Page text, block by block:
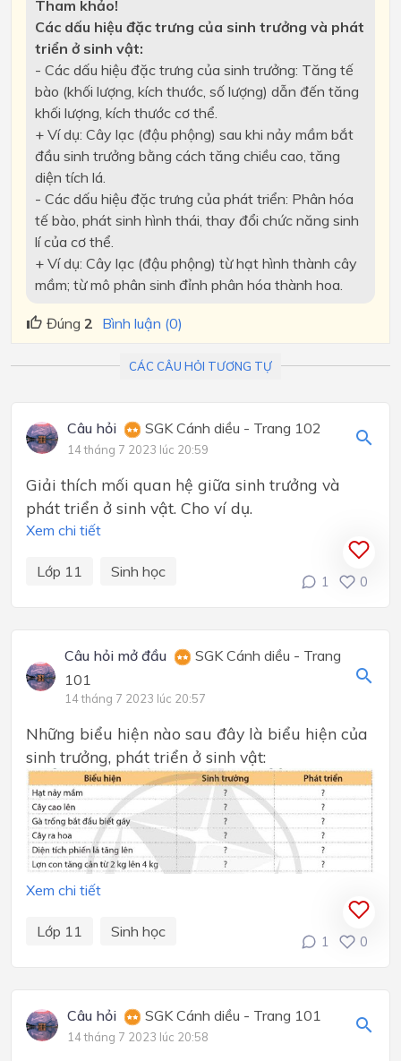
Tham khảo!
Các dấu hiệu đặc trưng của sinh trưởng và phát
triển ở sinh vật:
- Các dấu hiệu đặc trưng của sinh trưởng: Tăng tế
bào (khối lượng, kích thước, số lượng) dẫn đến tăng
khối lượng, kích thước cơ thể.
+ Ví dụ: Cây lạc (đậu phộng) sau khi nảy mầm bắt
đầu sinh trưởng bằng cách tăng chiều cao, tăng
diện tích lá.
- Các dấu hiệu đặc trưng của phát triển: Phân hóa
tế bào, phát sinh hình thái, thay đổi chức năng sinh
lí của cơ thể.
+ Ví dụ: Cây lạc (đậu phộng) từ hạt hình thành cây
mầm; từ mô phân sinh đỉnh phân hóa thành hoa.
Đúng 2 Bình luận (0)
CÁC CÂU HỎI TƯƠNG TỰ
Câu hỏi SGK Cánh diều - Trang 102
14 tháng 7 2023 lúc 20:59
Giải thích mối quan hệ giữa sinh trưởng và
phát triển ở sinh vật. Cho ví dụ.
Xem chi tiết
Lớp 11 Sinh học
1 0
Câu hỏi mở đầu
SGK Cánh diều - Trang
101
14 tháng 7 2023 lúc 20:57
Những biểu hiện nào sau đây là biểu hiện của
sinh trưởng, phát triển ở sinh vật:
Xem chi tiết
Lớp 11 Sinh học
1 0
Câu hỏi SGK Cánh diều - Trang 101
14 tháng 7 2023 lúc 20:58